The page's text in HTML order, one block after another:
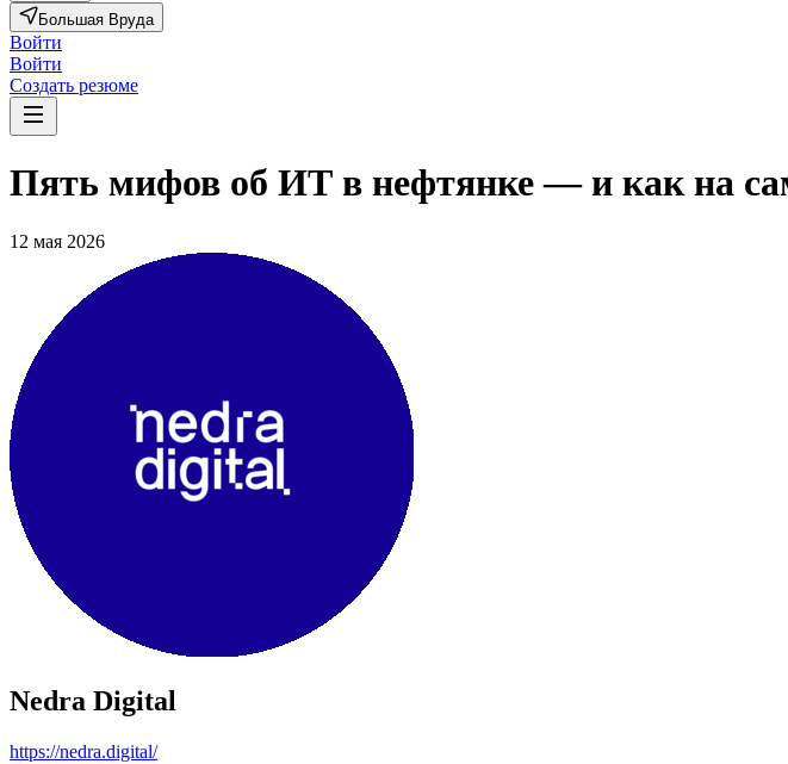
Большая Вруда
Войти
Войти
Создать резюме
Пять мифов об ИТ в нефтянке — и как на
12 мая 2026
Nedra Digital
https://nedra.digital/